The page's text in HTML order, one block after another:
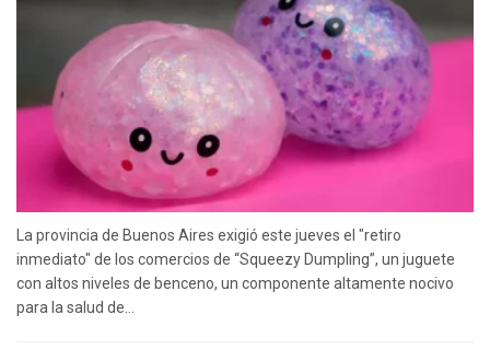
La provincia de Buenos Aires exigió este jueves el "retiro
inmediato" de los comercios de “Squeezy Dumpling”, un juguete
con altos niveles de benceno, un componente altamente nocivo
para la salud de...